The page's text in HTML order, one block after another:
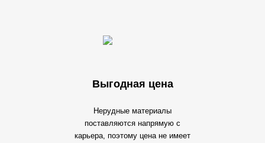
Выгодная цена
Нерудные материалы
поставляются напрямую с
карьера, поэтому цена не имеет